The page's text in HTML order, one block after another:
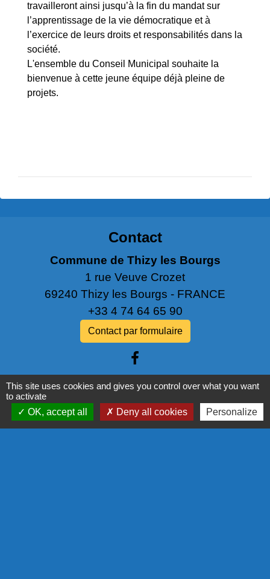
travailleront ainsi jusqu’à la fin du mandat sur
l’apprentissage de la vie démocratique et à
l’exercice de leurs droits et responsabilités dans la
société.
L'ensemble du Conseil Municipal souhaite la
bienvenue à cette jeune équipe déjà pleine de
projets.
Contact
Commune de Thizy les Bourgs
1 rue Veuve Crozet
69240 Thizy les Bourgs - FRANCE
+33 4 74 64 65 90
Contact par formulaire
Liens
PANNEAU POCKET
This site uses cookies and gives you control over what you want
to activate
OK, accept all
Deny all cookies Personalize